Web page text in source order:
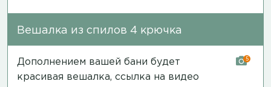
Вешалка из спилов 4 крючка
Дополнением вашей бани будет
красивая вешалка, ссылка на видео
5